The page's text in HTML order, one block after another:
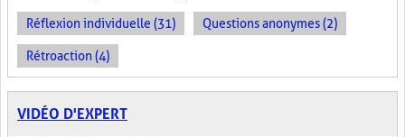
Réflexion individuelle (31) Questions anonymes (2)
Rétroaction (4)
VIDÉO D'EXPERT